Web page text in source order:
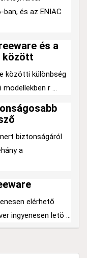
és az ENIAC
és a
között
közötti különbség
r ...
biztonságáról
a
elérhető
ingyenesen letö ...